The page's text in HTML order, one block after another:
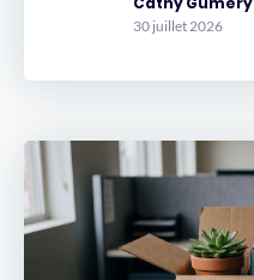
30 juillet 2026